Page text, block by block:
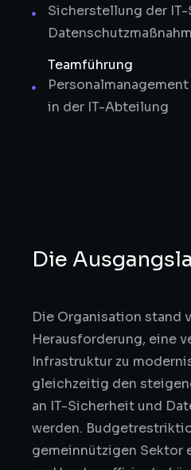
Sicherstellung der
Teamführung
in der IT-Abteilung
Die
Die Organisation stand
Herausforderung, eine
Infrastruktur zu
gleichzeitig den
an IT-Sicherheit und
werden.
gemeinnützigen Sektor